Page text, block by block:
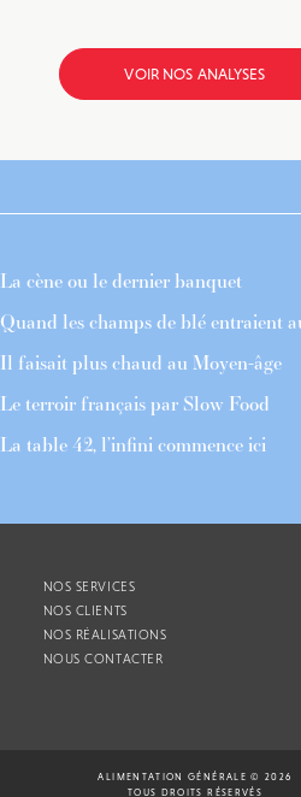
VOIR NOS ANALYSES
La cène ou le dernier banquet
Quand les champs de blé entraient
Il faisait plus chaud au Moyen-âge
Le terroir français par Slow Food
La table 42, l’infini commence ici
NOS SERVICES
NOS CLIENTS
NOS RÉALISATIONS
NOUS CONTACTER
ALIMENTATION GÉNÉRALE © 2026
TOUS DROITS RÉSERVÉS